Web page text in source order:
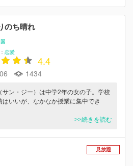
のち晴れ
恋愛
4.4
1434
サン・ジー）は中学2年の女の子。学校
はいいが、なかなか授業に集中でき
>>続きを読む
見放題